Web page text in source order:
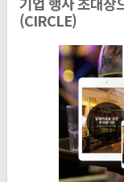
(CIRCLE)